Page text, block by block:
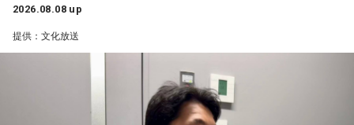
しないほうが良かったなと僕は思っています。
とはいえ、塩貝選手とはW杯が終わったときに違うところで
会いましたけど、本当に純粋なんですよ。全然悪気がないと
いうか。ただ、プロの選手としてそこまで考えてコメントす
るべきだったかなとは思います。
身体作りができたと思うので、結果を出さないといけないと
ころで出せたというのはよかったと思います」
――2月の南郷キャンプ終盤で右肘痛が発覚した時の心境を教
山田「痛かったですし、手術のタイミングはすごく悩んだの
2026.08.08 up
提供：文化放送